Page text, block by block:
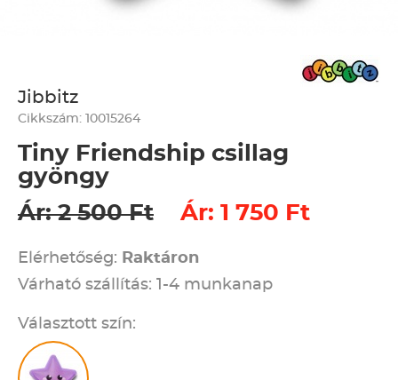
Jibbitz
Cikkszám: 10015264
Tiny Friendship csillag
gyöngy
Ár: 2 500 Ft
Ár: 1 750 Ft
Elérhetőség: Raktáron
Várható szállítás: 1-4 munkanap
Választott szín: